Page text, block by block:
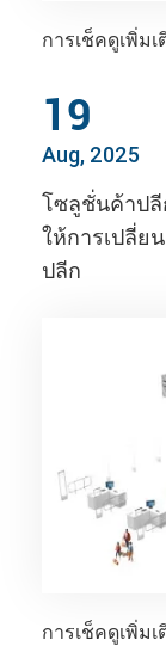
การเช็คดูเพิ่มเ
19
Aug, 2025
โซลูชั่นค้าป
ให้การเปลี่ย
ปลีก
การเช็คดูเพิ่มเ